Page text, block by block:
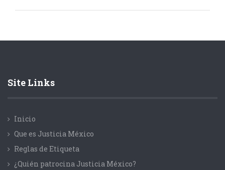
Site Links
Inicio
Que es Justicia México
Reglas de Etiqueta
¿Quién patrocina Justicia México?